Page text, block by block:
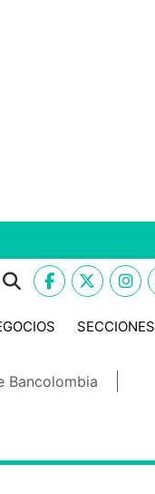
SECCIONES
Bancolombia